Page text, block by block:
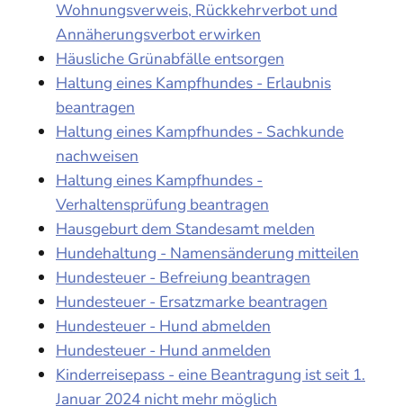
Wohnungsverweis, Rückkehrverbot und
Annäherungsverbot erwirken
Häusliche Grünabfälle entsorgen
Haltung eines Kampfhundes - Erlaubnis
beantragen
Haltung eines Kampfhundes - Sachkunde
nachweisen
Haltung eines Kampfhundes -
Verhaltensprüfung beantragen
Hausgeburt dem Standesamt melden
Hundehaltung - Namensänderung mitteilen
Hundesteuer - Befreiung beantragen
Hundesteuer - Ersatzmarke beantragen
Hundesteuer - Hund abmelden
Hundesteuer - Hund anmelden
Kinderreisepass - eine Beantragung ist seit 1.
Januar 2024 nicht mehr möglich